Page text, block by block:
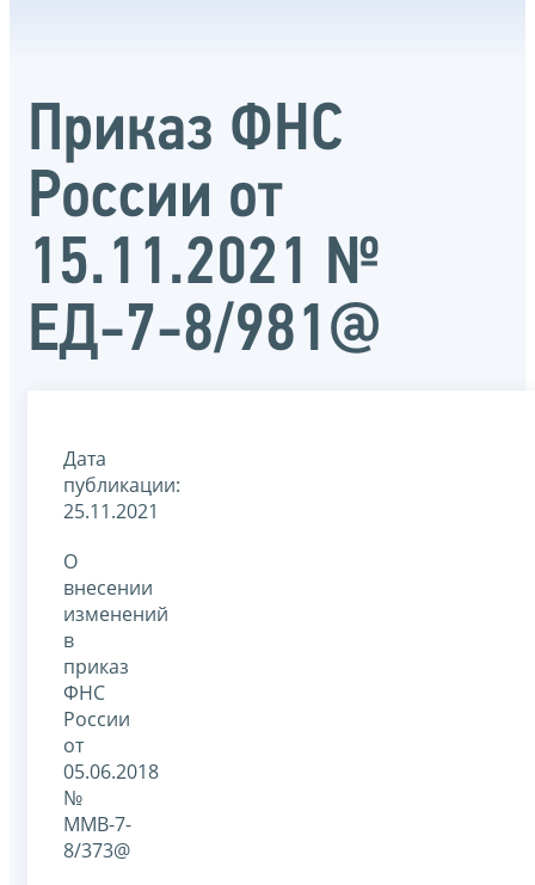
Приказ ФНС
России от
15.11.2021 №
ЕД-7-8/981@
Дата
публикации:
25.11.2021
О
внесении
изменений
в
приказ
ФНС
России
от
05.06.2018
№
ММВ-7-
8/373@